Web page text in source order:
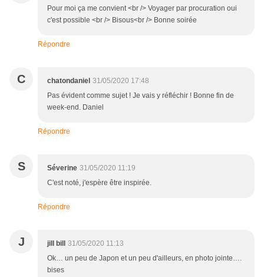
Pour moi ça me convient <br /> Voyager par procuration oui
c'est possible <br /> Bisous<br /> Bonne soirée
Répondre
C chatondaniel 31/05/2020 17:48
Pas évident comme sujet ! Je vais y réfléchir ! Bonne fin de
week-end. Daniel
Répondre
S Séverine 31/05/2020 11:19
C'est noté, j'espère être inspirée.
Répondre
J jill bill
31/05/2020 11:13
Ok… un peu de Japon et un peu d'ailleurs, en photo jointe….
bises